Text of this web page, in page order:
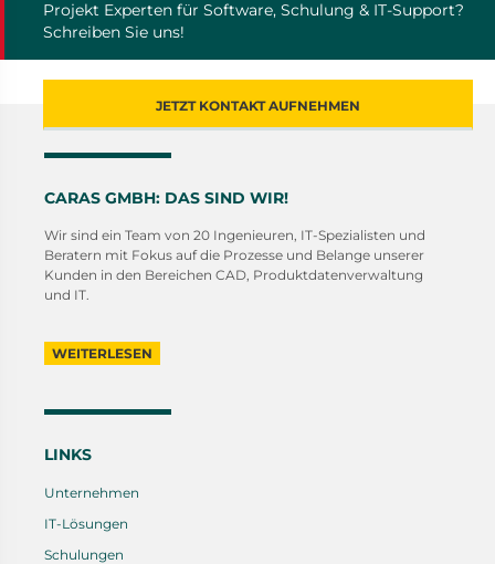
Projekt Experten für Software, Schulung & IT-Support?
Schreiben Sie uns!
JETZT KONTAKT AUFNEHMEN
CARAS GMBH: DAS SIND WIR!
Wir sind ein Team von 20 Ingenieuren, IT-Spezialisten und
Beratern mit Fokus auf die Prozesse und Belange unserer
Kunden in den Bereichen CAD, Produktdatenverwaltung
und IT.
WEITERLESEN
LINKS
Unternehmen
IT-Lösungen
Schulungen